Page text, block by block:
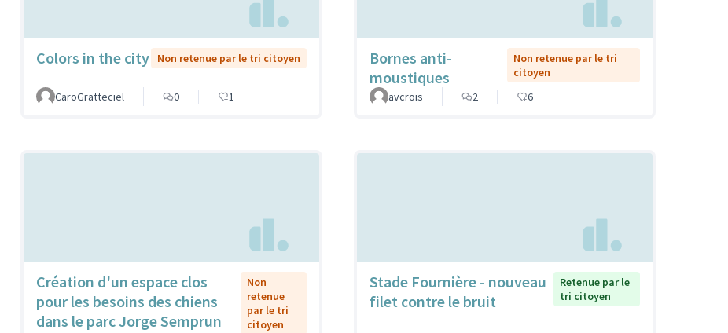
Colors in the city Non retenue par le tri citoyen
CaroGratteciel 0 1
Bornes anti-
moustiques
Non retenue par le tri
citoyen
avcrois
2 6
Création d'un espace clos
pour les besoins des chiens
dans le parc Jorge Semprun
Non
retenue
par le tri
citoyen
Stade Fournière - nouveau
filet contre le bruit
Retenue par le
tri citoyen